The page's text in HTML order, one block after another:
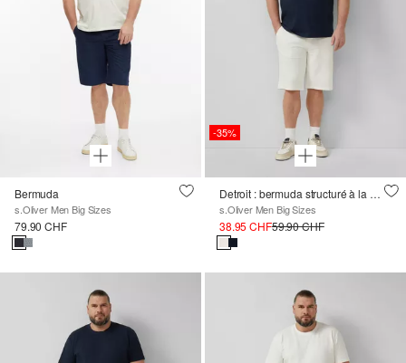
Bermuda
s.Oliver Men Big Sizes
79.90 CHF
-35%
Detroit : bermuda structuré à la coupe décontractée
s.Oliver Men Big Sizes
38.95 CHF59.90 CHF